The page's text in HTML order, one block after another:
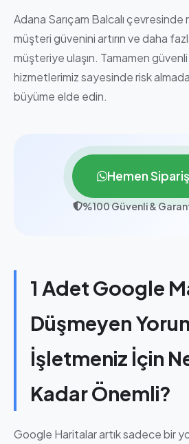
Adana Sarıçam Balcalı çevresinde
müşteri güvenini artırın ve daha
müşteriye ulaşın. Tamamen
hizmetlerimiz sayesinde risk
büyüme elde edin.
Hemen
%100 Güvenli &
1 Adet Google
Düşmeyen
İşletmeniz İçin
Kadar Önemli?
Google Haritalar artık sadece bir